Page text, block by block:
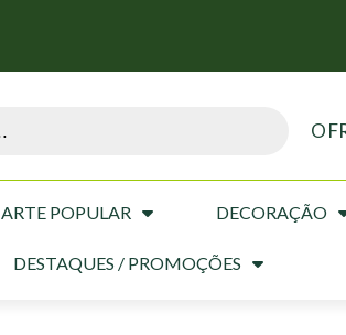
O
ARTE POPULAR DECORAÇÃO
DESTAQUES / PROMOÇÕES